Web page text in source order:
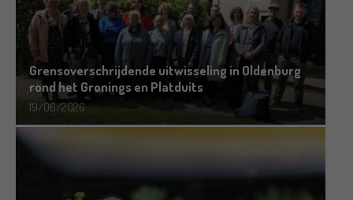
Grensoverschrijdende uitwisseling in Oldenburg
rond het Gronings en Platduits
19/06/2026